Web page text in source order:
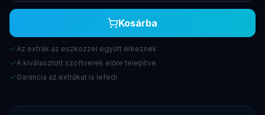
Kosárba
Az extrák az eszközzel együtt érkeznek
A kiválasztott szoftverek előre telepítve
Garancia az extrákat is lefedi